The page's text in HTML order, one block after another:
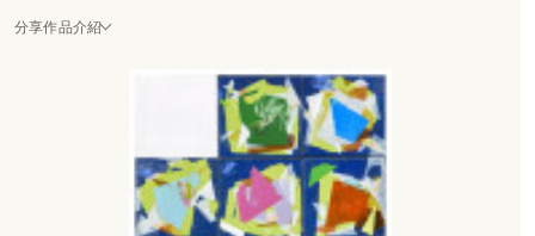
分享作品介紹